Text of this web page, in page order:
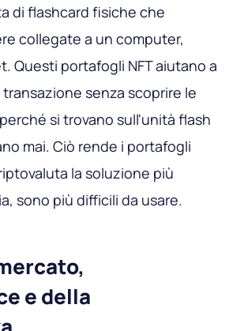
di flashcard fisiche che
collegate a un computer,
Questi portafogli NFT aiutano a
senza scoprire le
si trovano sull'unità flash
mai. Ciò rende i portafogli
la soluzione più
sono più difficili da usare.
e della